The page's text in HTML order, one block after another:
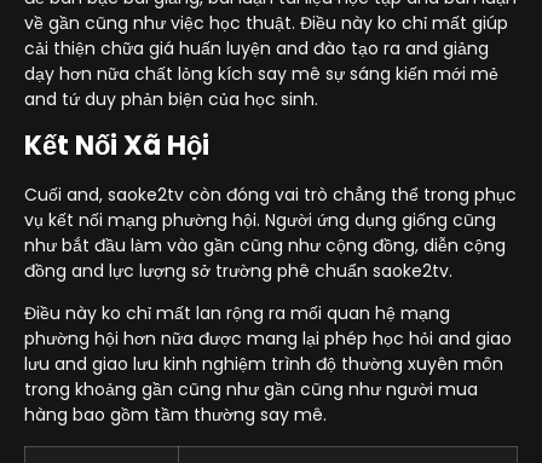
về gần cũng như việc học thuật. Điều này ko chỉ mất giúp
cải thiện chữa giá huấn luyện and đào tạo ra and giảng
dạy hơn nữa chất lỏng kích say mê sự sáng kiến mới mẻ
and tứ duy phản biện của học sinh.
Kết Nối Xã Hội
Cuối and, saoke2tv còn đóng vai trò chẳng thể trong phục
vụ kết nối mạng phường hội. Người ứng dụng giống cũng
như bắt đầu làm vào gần cũng như cộng đồng, diễn cộng
đồng and lực lượng sở trường phê chuẩn saoke2tv.
Điều này ko chỉ mất lan rộng ra mối quan hệ mạng
phường hội hơn nữa được mang lại phép học hỏi and giao
lưu and giao lưu kinh nghiệm trình độ thường xuyên môn
trong khoảng gần cũng như gần cũng như người mua
hàng bao gồm tầm thường say mê.